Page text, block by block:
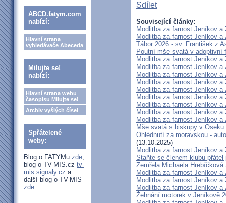
ABCD.fatym.com
nabízí:
Hlavní strana
vyhledávače Abeceda
Milujte se!
nabízí:
Hlavní strana webu
časopisu Milujte se!
Archiv vyšlých čísel
Spřátelené
weby:
Blog o FATYMu zde,
blog o TV-MIS.cz tv-
mis.signaly.cz a
další blog o TV-MIS
zde.
Sdílet
Související články:
Modlitba za farnost Jeníkov a
Modlitba za farnost Jeníkov a
Tábor 2026 - sv. František z
Poutní mše svatá v adoptivní
Modlitba za farnost Jeníkov a
Modlitba za farnost Jeníkov a
Modlitba za farnost Jeníkov a
Modlitba za farnost Jeníkov a
Modlitba za farnost Jeníkov a
Modlitba za farnost Jeníkov a
Modlitba za farnost Jeníkov a
Modlitba za farnost Jeníkov a
Modlitba za farnost Jeníkov a
Mše svatá s biskupy v Oseku
Ohlédnutí za moravskou -
(13.10.2025)
Modlitba za farnost Jeníkov a
Staňte se členem klubu
Zemřela Michaela
Modlitba za farnost Jeníkov a
Modlitba za farnost Jeníkov a
Modlitba za farnost Jeníkov a
Žehnání motorek v Jeníkově